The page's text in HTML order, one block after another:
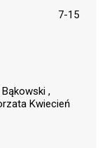
7-15
,
Kwiecień